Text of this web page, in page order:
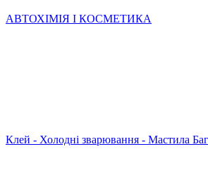
АВТОХІМІЯ І КОСМЕТИКА
Клей - Холодні зварювання - Мастила